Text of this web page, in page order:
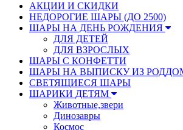
АКЦИИ И СКИДКИ
НЕДОРОГИЕ ШАРЫ (ДО 2500)
ШАРЫ НА ДЕНЬ РОЖДЕНИЯ
ДЛЯ ДЕТЕЙ
ДЛЯ ВЗРОСЛЫХ
ШАРЫ С КОНФЕТТИ
ШАРЫ НА ВЫПИСКУ ИЗ
СВЕТЯЩИЕСЯ ШАРЫ
ШАРИКИ ДЕТЯМ
Животные,звери
Динозавры
Космос